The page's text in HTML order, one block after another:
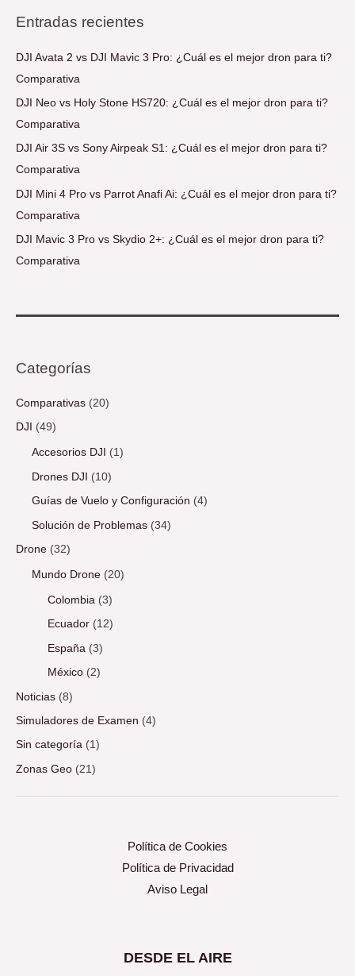
Entradas recientes
DJI Avata 2 vs DJI Mavic 3 Pro: ¿Cuál es el mejor dron para ti?
Comparativa
DJI Neo vs Holy Stone HS720: ¿Cuál es el mejor dron para ti?
Comparativa
DJI Air 3S vs Sony Airpeak S1: ¿Cuál es el mejor dron para ti?
Comparativa
DJI Mini 4 Pro vs Parrot Anafi Ai: ¿Cuál es el mejor dron para ti?
Comparativa
DJI Mavic 3 Pro vs Skydio 2+: ¿Cuál es el mejor dron para ti?
Comparativa
Categorías
Comparativas (20)
DJI (49)
Accesorios DJI (1)
Drones DJI (10)
Guías de Vuelo y Configuración (4)
Solución de Problemas (34)
Drone (32)
Mundo Drone (20)
Colombia (3)
Ecuador (12)
España (3)
México (2)
Noticias (8)
Simuladores de Examen (4)
Sin categoría (1)
Zonas Geo (21)
Política de Cookies
Política de Privacidad
Aviso Legal
DESDE EL AIRE